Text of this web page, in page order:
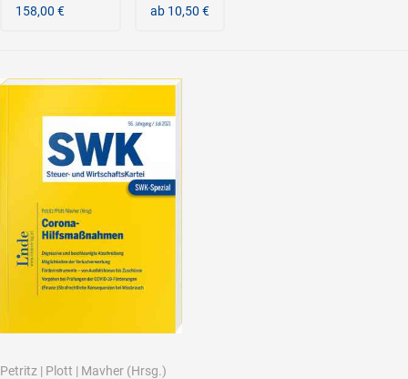
158,00 €
ab 10,50 €
Petritz | Plott | Mavher (Hrsg.)